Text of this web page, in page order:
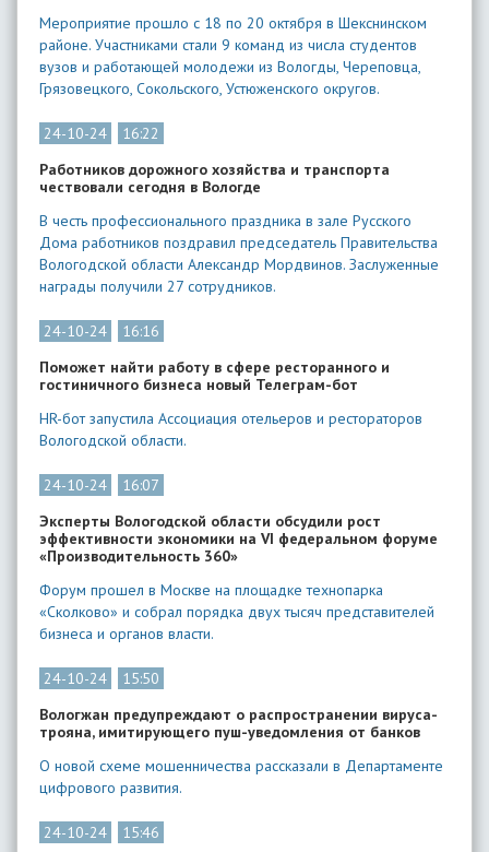
Мероприятие прошло с 18 по 20 октября в Шекснинском
районе. Участниками стали 9 команд из числа студентов
вузов и работающей молодежи из Вологды, Череповца,
Грязовецкого, Сокольского, Устюженского округов.
24-10-24
16:22
Работников дорожного хозяйства и транспорта
чествовали сегодня в Вологде
В честь профессионального праздника в зале Русского
Дома работников поздравил председатель Правительства
Вологодской области Александр Мордвинов. Заслуженные
награды получили 27 сотрудников.
24-10-24
16:16
Поможет найти работу в сфере ресторанного и
гостиничного бизнеса новый Телеграм-бот
HR-бот запустила Ассоциация отельеров и рестораторов
Вологодской области.
24-10-24
16:07
Эксперты Вологодской области обсудили рост
эффективности экономики на VI федеральном форуме
«Производительность 360»
Форум прошел в Москве на площадке технопарка
«Сколково» и собрал порядка двух тысяч представителей
бизнеса и органов власти.
24-10-24
15:50
Вологжан предупреждают о распространении вируса-
трояна, имитирующего пуш-уведомления от банков
О новой схеме мошенничества рассказали в Департаменте
цифрового развития.
24-10-24 15:46